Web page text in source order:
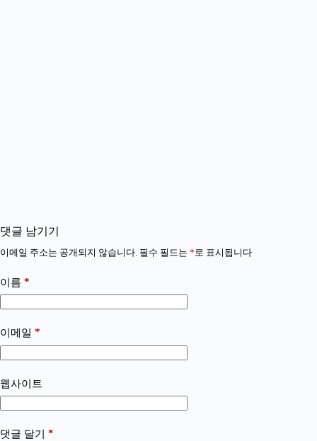
댓글 남기기
이메일 주소는 공개되지 않습니다. 필수 필드는 * 로 표시됩니다
이름 *
이메일 *
웹사이트
댓글 달기 *